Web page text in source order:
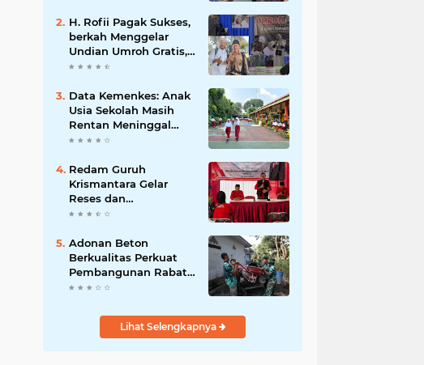
UMKM.
H. Rofii Pagak Sukses,
berkah Menggelar
Undian Umroh Gratis,
Wujud Kepedulian
Data Kemenkes: Anak
Usia Sekolah Masih
Rentan Meninggal
Akibat DBD
Redam Guruh
Krismantara Gelar
Reses dan
Silaturrahmi bersama
Se -Kecamatan
Lawang.
Adonan Beton
Berkualitas Perkuat
Pembangunan Rabat
Jalan TMMD ke-129 di
Lihat Selengkapnya